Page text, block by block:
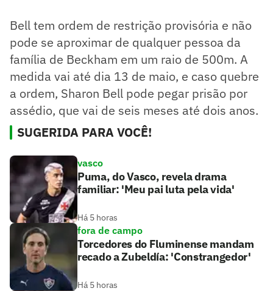
Bell tem ordem de restrição provisória e não
pode se aproximar de qualquer pessoa da
família de Beckham em um raio de 500m. A
medida vai até dia 13 de maio, e caso quebre
a ordem, Sharon Bell pode pegar prisão por
assédio, que vai de seis meses até dois anos.
SUGERIDA PARA VOCÊ!
vasco
Puma, do Vasco, revela drama
familiar: 'Meu pai luta pela vida'
Há 5 horas
fora de campo
Torcedores do Fluminense mandam
recado a Zubeldía: 'Constrangedor'
Há 5 horas